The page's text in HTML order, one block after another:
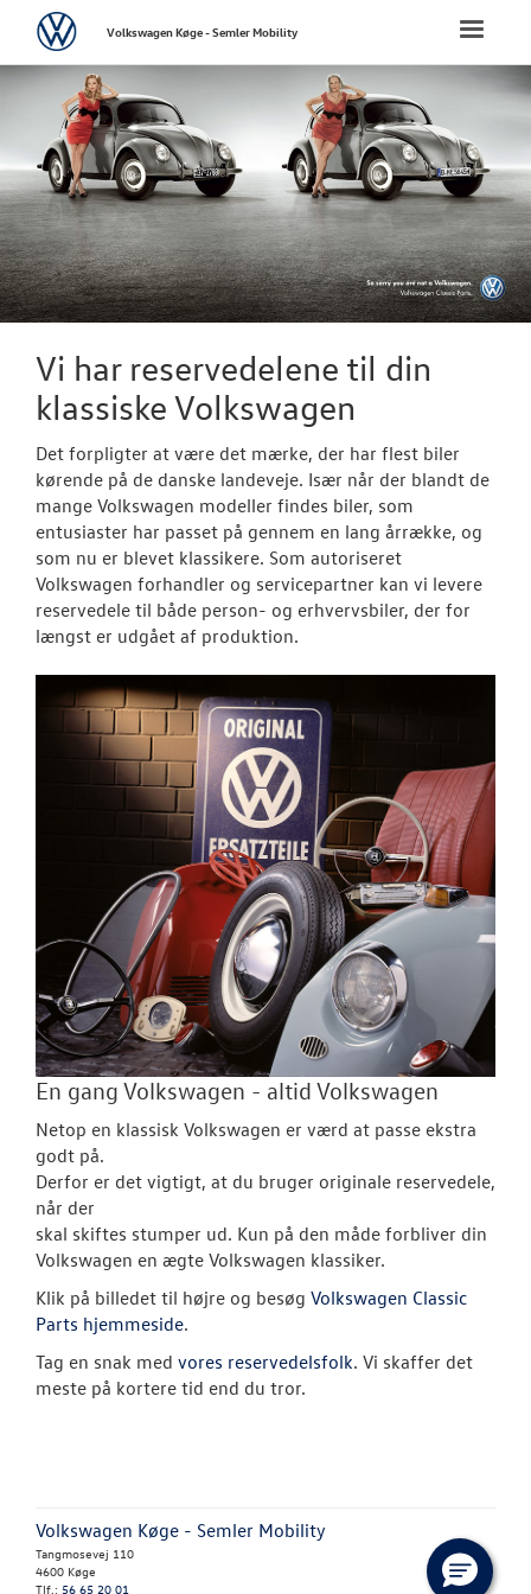
FORSIDE
NYE
NYE VAREBILER
BRUGTE BILER
TILBEHØR
Volkswagen
Volkswagen
OM OS
JOB OG
Toggle
VolkswagenVolkswagen Køge - Semler Mobility
Vi har reservedelene til din
klassiske Volkswagen
Det forpligter at være det mærke, der har flest biler
kørende på de danske landeveje. Især når der blandt de
mange Volkswagen modeller findes biler, som
entusiaster har passet på gennem en lang årrække, og
som nu er blevet klassikere. Som autoriseret
Volkswagen forhandler og servicepartner kan vi levere
reservedele til både person- og erhvervsbiler, der for
længst er udgået af produktion.
En gang Volkswagen - altid Volkswagen
Netop en klassisk Volkswagen er værd at passe ekstra
godt på.
Derfor er det vigtigt, at du bruger originale reservedele,
når der
skal skiftes stumper ud. Kun på den måde forbliver din
Volkswagen en ægte Volkswagen klassiker.
Klik på billedet til højre og besøg Volkswagen Classic
Parts hjemmeside.
Tag en snak med vores reservedelsfolk. Vi skaffer det
meste på kortere tid end du tror.
Volkswagen Køge - Semler Mobility
Tangmosevej 110
4600 Køge
Tlf.: 56 65 20 01